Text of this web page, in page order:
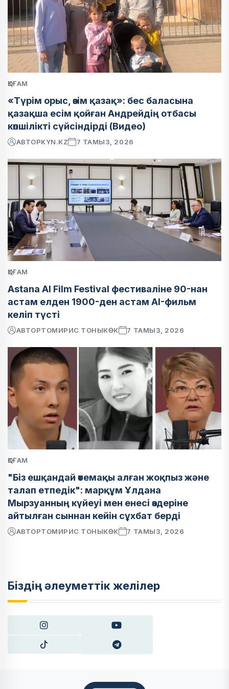
ҚОҒАМ
«Түрім орыс, өзім қазақ»: бес баласына
қазақша есім қойған Андрейдің отбасы
көпшілікті сүйсіндірді (Видео)
АВТОРKYN.KZ 7 ТАМЫЗ, 2026
ҚОҒАМ
Astana AI Film Festival фестиваліне 90-нан
астам елден 1900-ден астам AI-фильм
келіп түсті
АВТОРТОМИРИС ТОНЫКӨК 7 ТАМЫЗ, 2026
ҚОҒАМ
"Біз ешқандай өтемақы алған жоқпыз және
талап етпедік": марқұм Ұлдана
Мырзуанның күйеуі мен енесі өздеріне
айтылған сыннан кейін сұхбат берді
АВТОРТОМИРИС ТОНЫКӨК 7 ТАМЫЗ, 2026
Біздің әлеуметтік желілер